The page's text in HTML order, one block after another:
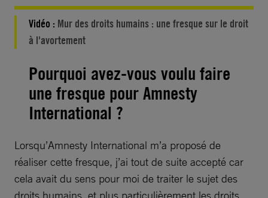
Vidéo : Mur des droits humains : une fresque sur le droit
à l'avortement
Pourquoi avez-vous voulu faire
une fresque pour Amnesty
International ?
Lorsqu’Amnesty International m’a proposé de
réaliser cette fresque, j’ai tout de suite accepté car
cela avait du sens pour moi de traiter le sujet des
droits humains, et plus particulièrement les droits